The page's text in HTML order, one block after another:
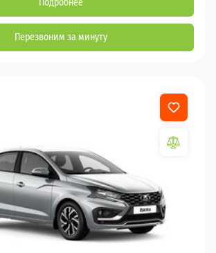
Подробнее
Перезвоним за минуту